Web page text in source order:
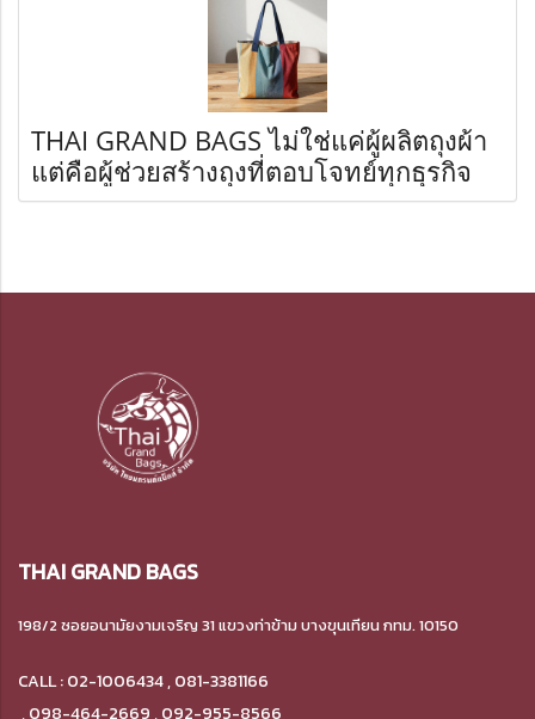
THAI GRAND BAGS ไม่ใช่แค่ผู้ผลิตถุงผ้า
แต่คือผู้ช่วยสร้างถุงที่ตอบโจทย์ทุกธุรกิจ
THAI GRAND BAGS
198/2 ซอยอนามัยงามเจริญ 31 แขวงท่าข้าม บางขุนเทียน กทม. 10150
CALL : 02-1006434 , 081-3381166